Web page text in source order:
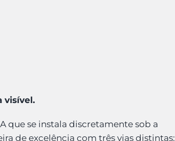
visível.
que se instala discretamente sob a
de excelência com três vias distintas: